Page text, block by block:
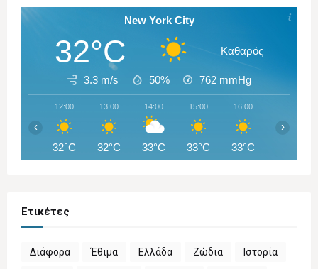
New York City
32°C Καθαρός
3.3 m/s 50% 762 mmHg
12:00
32°C
13:00
32°C
14:00
33°C
15:00
33°C
16:00
33°C
‹ ›
Ετικέτες
Διάφορα Έθιμα Ελλάδα Ζώδια Ιστορία